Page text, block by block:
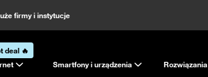
firmy i instytucje
deal 🔥
Smartfony i urządzenia